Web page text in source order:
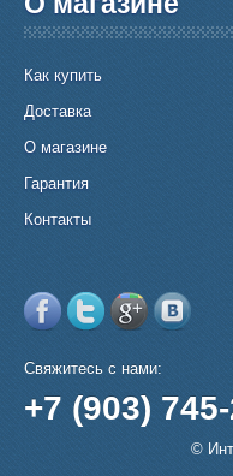
Как купить
Доставка
О магазине
Гарантия
Контакты
Свяжитесь с нами:
+7 (903)
©